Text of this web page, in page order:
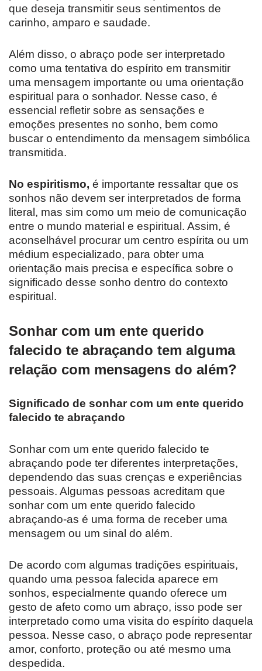
que deseja transmitir seus sentimentos de
carinho, amparo e saudade.
Além disso, o abraço pode ser interpretado
como uma tentativa do espírito em transmitir
uma mensagem importante ou uma orientação
espiritual para o sonhador. Nesse caso, é
essencial refletir sobre as sensações e
emoções presentes no sonho, bem como
buscar o entendimento da mensagem simbólica
transmitida.
No espiritismo, é importante ressaltar que os
sonhos não devem ser interpretados de forma
literal, mas sim como um meio de comunicação
entre o mundo material e espiritual. Assim, é
aconselhável procurar um centro espírita ou um
médium especializado, para obter uma
orientação mais precisa e específica sobre o
significado desse sonho dentro do contexto
espiritual.
Sonhar com um ente querido
falecido te abraçando tem alguma
relação com mensagens do além?
Significado de sonhar com um ente querido
falecido te abraçando
Sonhar com um ente querido falecido te
abraçando pode ter diferentes interpretações,
dependendo das suas crenças e experiências
pessoais. Algumas pessoas acreditam que
sonhar com um ente querido falecido
abraçando-as é uma forma de receber uma
mensagem ou um sinal do além.
De acordo com algumas tradições espirituais,
quando uma pessoa falecida aparece em
sonhos, especialmente quando oferece um
gesto de afeto como um abraço, isso pode ser
interpretado como uma visita do espírito daquela
pessoa. Nesse caso, o abraço pode representar
amor, conforto, proteção ou até mesmo uma
despedida.